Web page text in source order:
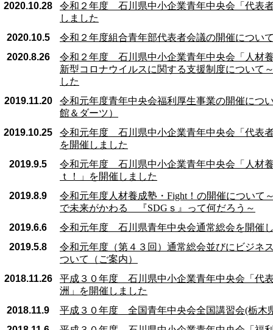
2020.10.28
令和２年度 石川県中小企業青年中央会「代表
しました
2020.10.5
令和２年度組合青年部代表者会議の開催につい
2020.8.26
令和２年度 石川県中小企業青年中央会「人材
新型コロナウイルスに関する支援制度について
した
2019.11.20
令和元年度青年中央会福利厚生事業の開催につ
館＆ダーツ）
2019.10.25
令和元年度 石川県中小企業青年中央会「代表
を開催しました
2019.9.5
令和元年度 石川県中小企業青年中央会「人材
ｔ！」を開催しました
2019.8.9
令和元年度人材養成塾・Fight！の開催について
で未来がかわる 『SDGｓ』って何だろう～
2019.6.6
令和元年度 石川県青年中央会通常総会を開催
2019.5.8
令和元年度（第４３回）通常総会並びにビジネ
ついて（ご案内）
2018.11.26
平成３０年度 石川県中小企業青年中央会「代
洲」を開催しました
2018.11.9
平成３０年度 全国青年中央会全国講習会(栃木